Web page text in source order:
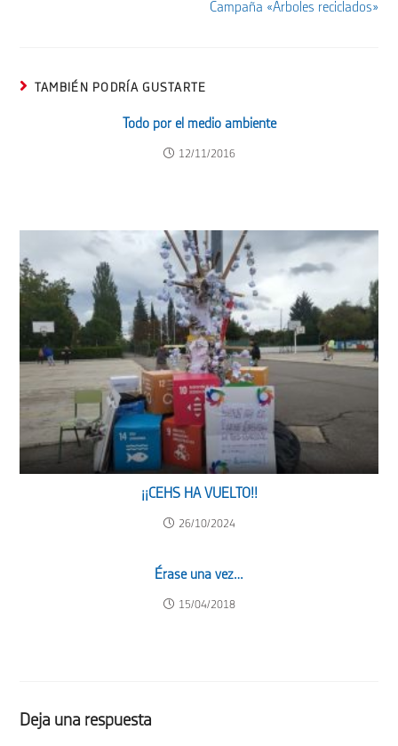
Campaña «Árboles reciclados»
TAMBIÉN PODRÍA GUSTARTE
Todo por el medio ambiente
12/11/2016
¡¡CEHS HA VUELTO!!
26/10/2024
Érase una vez…
15/04/2018
Deja una respuesta